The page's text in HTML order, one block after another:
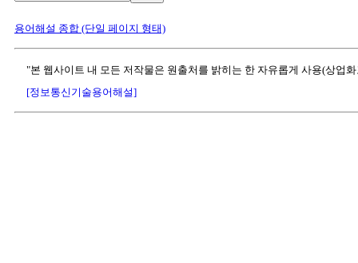
용어해설 종합 (단일 페이지 형태)
"본 웹사이트 내 모든 저작물은 원출처를 밝히는 한 자유롭게 사용(상업
[정보통신기술용어해설]